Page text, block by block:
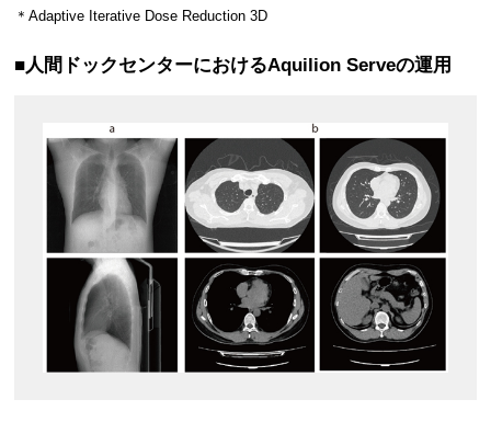
＊Adaptive Iterative Dose Reduction 3D
■人間ドックセンターにおけるAquilion Serveの運用